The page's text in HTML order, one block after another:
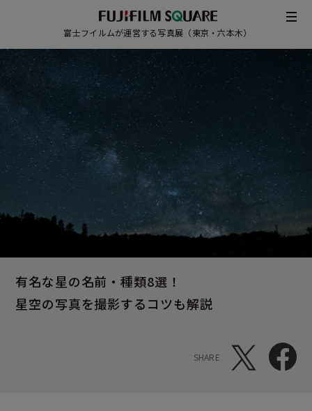
富士フイルムが運営する写真展（東京・六本木）
有名な星の名前・種類8選！
星空の写真を撮影するコツも解説
SHARE